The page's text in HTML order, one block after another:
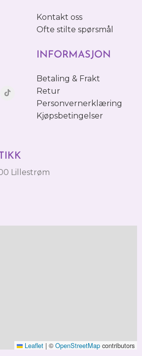
Kontakt oss
Ofte stilte spørsmål
INFORMASJON
Betaling & Frakt
Retur
Personvernerklæring
Kjøpsbetingelser
Lillestrøm
Leaflet | © OpenStreetMap contributors